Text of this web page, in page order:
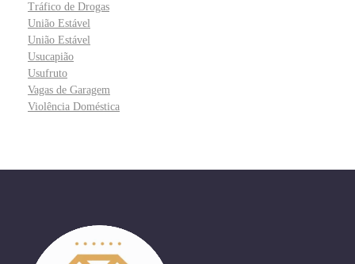
Tráfico de Drogas
União Estável
União Estável
Usucapião
Usufruto
Vagas de Garagem
Violência Doméstica